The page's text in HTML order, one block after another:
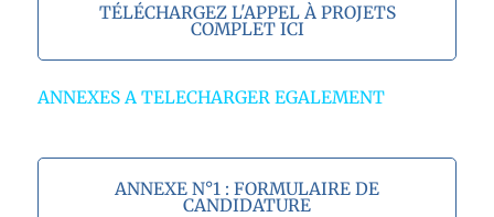
TÉLÉCHARGEZ L'APPEL À PROJETS
COMPLET ICI
ANNEXES A TELECHARGER EGALEMENT
ANNEXE N°1 : FORMULAIRE DE
CANDIDATURE